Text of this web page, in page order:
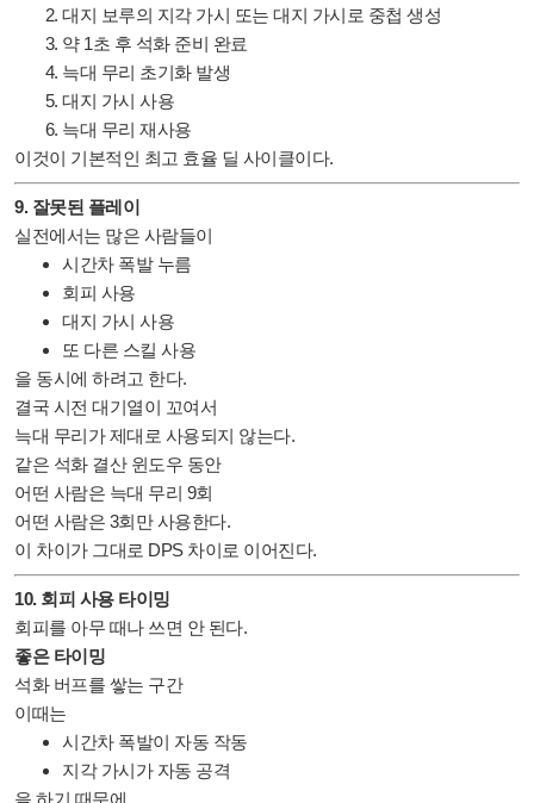
대지 보루의 지각 가시 또는 대지 가시로 중첩 생성
약 1초 후 석화 준비 완료
늑대 무리 초기화 발생
대지 가시 사용
늑대 무리 재사용
이것이 기본적인 최고 효율 딜 사이클이다.
9. 잘못된 플레이
실전에서는 많은 사람들이
시간차 폭발 누름
회피 사용
대지 가시 사용
또 다른 스킬 사용
을 동시에 하려고 한다.
결국 시전 대기열이 꼬여서
늑대 무리가 제대로 사용되지 않는다.
같은 석화 결산 윈도우 동안
어떤 사람은 늑대 무리 9회
어떤 사람은 3회만 사용한다.
이 차이가 그대로 DPS 차이로 이어진다.
10. 회피 사용 타이밍
회피를 아무 때나 쓰면 안 된다.
좋은 타이밍
석화 버프를 쌓는 구간
이때는
시간차 폭발이 자동 작동
지각 가시가 자동 공격
을 하기 때문에